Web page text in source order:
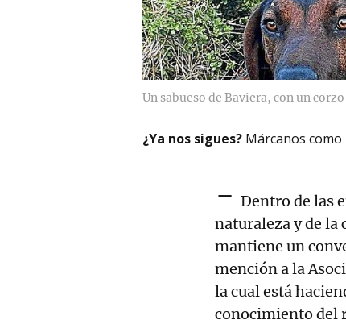
Un sabueso de Baviera, con un
¿Ya nos sigues? Márcanos
- Dentro de las
naturaleza y de la
mantiene un
mención a la
la cual está
conocimiento del